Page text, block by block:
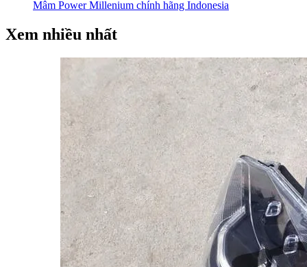
Mâm Power Millenium chính hãng Indonesia
Xem nhiều nhất